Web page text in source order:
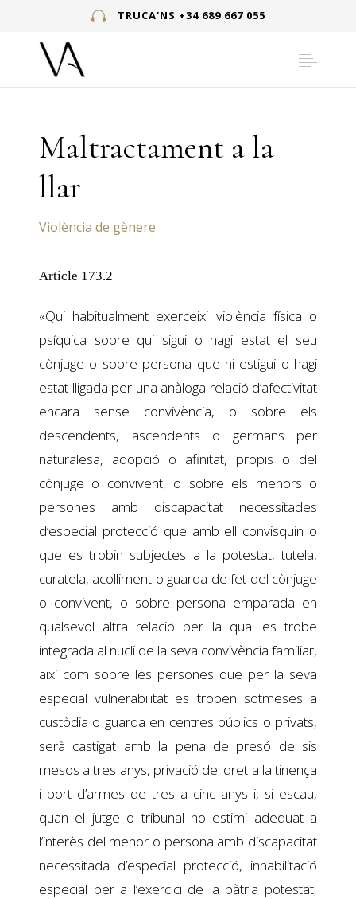
TRUCA'NS +34 689 667 055
Maltractament a la
llar
Violència de gènere
Article 173.2
«Qui habitualment exerceixi violència física o
psíquica sobre qui sigui o hagi estat el seu
cònjuge o sobre persona que hi estigui o hagi
estat lligada per una anàloga relació d’afectivitat
encara sense convivència, o sobre els
descendents, ascendents o germans per
naturalesa, adopció o afinitat, propis o del
cònjuge o convivent, o sobre els menors o
persones amb discapacitat necessitades
d’especial protecció que amb ell convisquin o
que es trobin subjectes a la potestat, tutela,
curatela, acolliment o guarda de fet del cònjuge
o convivent, o sobre persona emparada en
qualsevol altra relació per la qual es trobe
integrada al nucli de la seva convivència familiar,
així com sobre les persones que per la seva
especial vulnerabilitat es troben sotmeses a
custòdia o guarda en centres públics o privats,
serà castigat amb la pena de presó de sis
mesos a tres anys, privació del dret a la tinença
i port d’armes de tres a cinc anys i, si escau,
quan el jutge o tribunal ho estimi adequat a
l’interès del menor o persona amb discapacitat
necessitada d’especial protecció, inhabilitació
especial per a l’exercici de la pàtria potestat,